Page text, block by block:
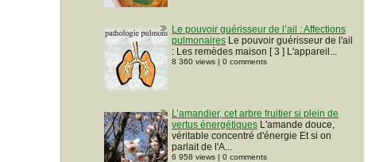
Le pouvoir guérisseur de l’ail : Affections
pulmonaires Le pouvoir guérisseur de l'ail
: Les remèdes maison [ 3 ] L'appareil...
8 360 views | 0 comments
L’amandier, cet arbre fruitier si plein de
vertus énergétiques L'amande douce,
véritable concentré d'énergie Et si on
parlait de l'A...
6 958 views | 0 comments